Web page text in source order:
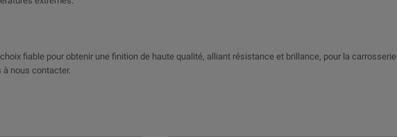
fiable pour obtenir une finition de haute qualité, alliant résistance et brillance, pour la
nous contacter.